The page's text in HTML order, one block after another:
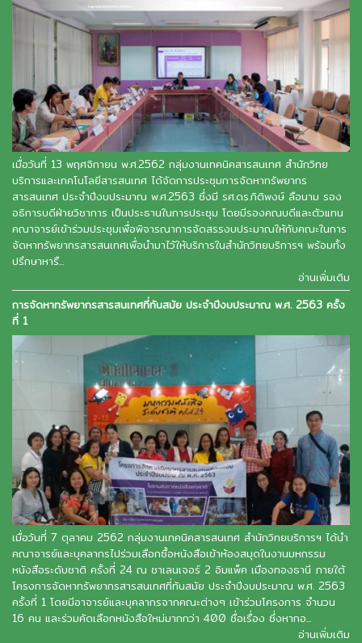
เมื่อวันที่ 13 พฤศจิกายน พ.ศ.2562 กลุ่มงานเทคนิคสารสนเทศ สำนักวิทย
บริการและเทคโนโลยีสารสนเทศ ได้จัดการประชุมการจัดหาทรัพยากร
สารสนเทศ ประจำปีงบประมาณ พ.ศ.2563 ซึ่งมี รศ.ดร.กิติพงษ์ ลือนาม รอง
อธิการบดีฝ่ายวิชาการ เป็นประธานในการประชุม โดยมีรองคณบดีและตัวแทน
คณาจารย์เข้าร่วมประชุมเพื่อพิจารณาการจัดสรรงบประมาณให้กับคณะในการ
จัดหาทรัพยากรสารสนเทศเพื่อนำมาไว้ให้บริการในสำนักวิทยบริการฯ พร้อมทั้ง
ปรึกษาหารื...
อ่านเพิ่มเติม
การจัดหาทรัพยากรสารสนเทศที่ทันสมัย ประจำปีงบประมาณ พ.ศ. 2563 ครั้ง
ที่ 1
เมื่อวันที่ 7 ตุลาคม 2562 กลุ่มงานเทคนิคสารสนเทศ สำนักวิทยบริการฯ ได้นำ
คณาจารย์และบุคลากรไปร่วมเลือกซื้อหนังสือเข้าห้องสมุดในงานมหกรรม
หนังสือระดับชาติ ครั้งที่ 24 ณ ชาเลนเจอร์ 2 อิมแพ็ค เมืองทองธานี ภายใต้
โครงการจัดหาทรัพยากรสารสนเทศที่ทันสมัย ประจำปีงบประมาณ พ.ศ. 2563
ครั้งที่ 1 โดยมีอาจารย์และบุคลากรจากคณะต่างๆ เข้าร่วมโครงการ จำนวน
16 คน และร่วมคัดเลือกหนังสือใหม่มากกว่า 400 ชื่อเรื่อง ซึ่งหากอ...
อ่านเพิ่มเติม